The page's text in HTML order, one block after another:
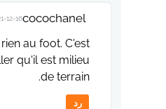
cocochanel
16 11:13:51
au foot. C'est
qu'il est milieu
de terrain.
رد